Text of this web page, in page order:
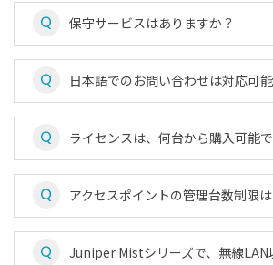
保守サービスはありますか？
日本語でのお問い合わせは対応可
ライセンスは、何台から購入可能
アクセスポイントの管理台数制限
Juniper Mistシリーズで、無線LAN